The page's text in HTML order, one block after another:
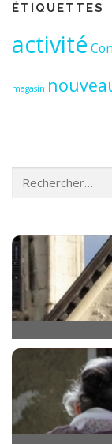
ÉTIQUETTES
activité
magasin